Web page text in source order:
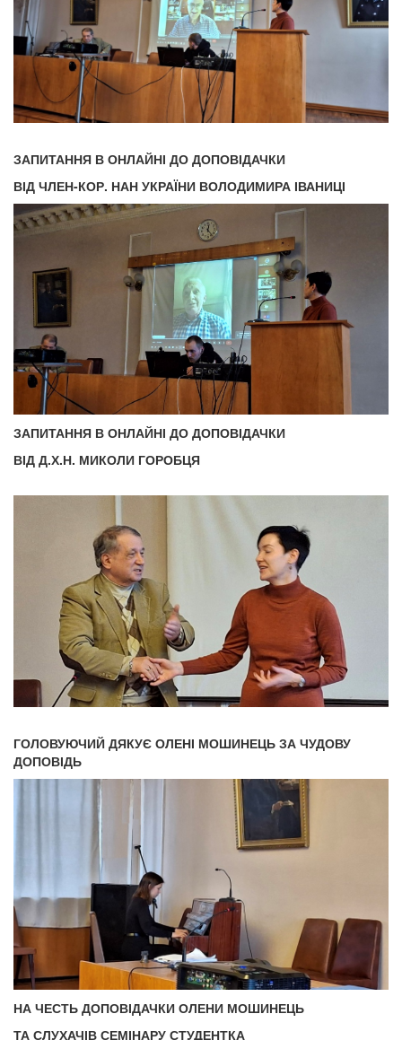
ЗАПИТАННЯ В ОНЛАЙНІ ДО ДОПОВІДАЧКИ
ВІД ЧЛЕН-КОР. НАН УКРАЇНИ ВОЛОДИМИРА ІВАНИЦІ
ЗАПИТАННЯ В ОНЛАЙНІ ДО ДОПОВІДАЧКИ
ВІД Д.Х.Н. МИКОЛИ ГОРОБЦЯ
ГОЛОВУЮЧИЙ ДЯКУЄ ОЛЕНІ МОШИНЕЦЬ ЗА ЧУДОВУ
ДОПОВІДЬ
НА ЧЕСТЬ ДОПОВІДАЧКИ ОЛЕНИ МОШИНЕЦЬ
ТА СЛУХАЧІВ СЕМІНАРУ СТУДЕНТКА